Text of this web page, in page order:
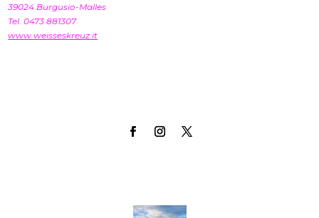
39024 Burgusio-Malles
Tel. 0473 881307
www.weisseskreuz.it